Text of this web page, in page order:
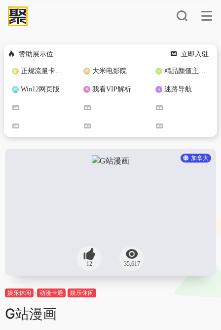
赞助展示位 立即入驻
正规流量卡免费加盟合作 大米电影院 精品颜值主播定制
Win12网页版 我看VIP解析 迷路导航
加拿大
12 35,617
娱乐休闲 动漫卡通 娱乐休闲
G站漫画